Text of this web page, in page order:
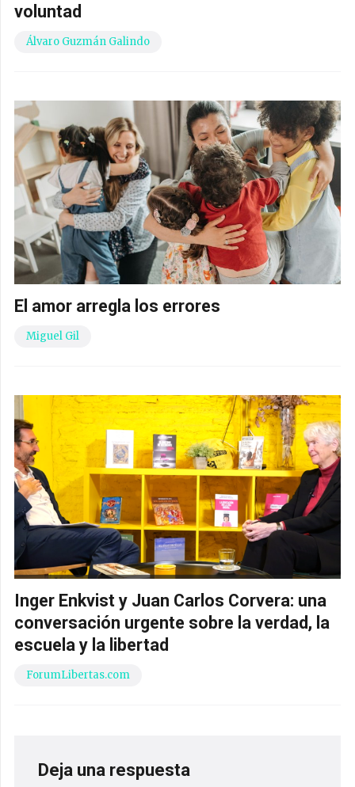
voluntad
Álvaro Guzmán Galindo
El amor arregla los errores
Miguel Gil
Inger Enkvist y Juan Carlos Corvera: una
conversación urgente sobre la verdad, la
escuela y la libertad
ForumLibertas.com
Deja una respuesta